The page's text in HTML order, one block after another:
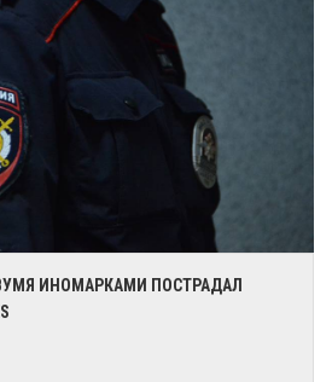
ИНОМАРКАМИ ПОСТРАДАЛ